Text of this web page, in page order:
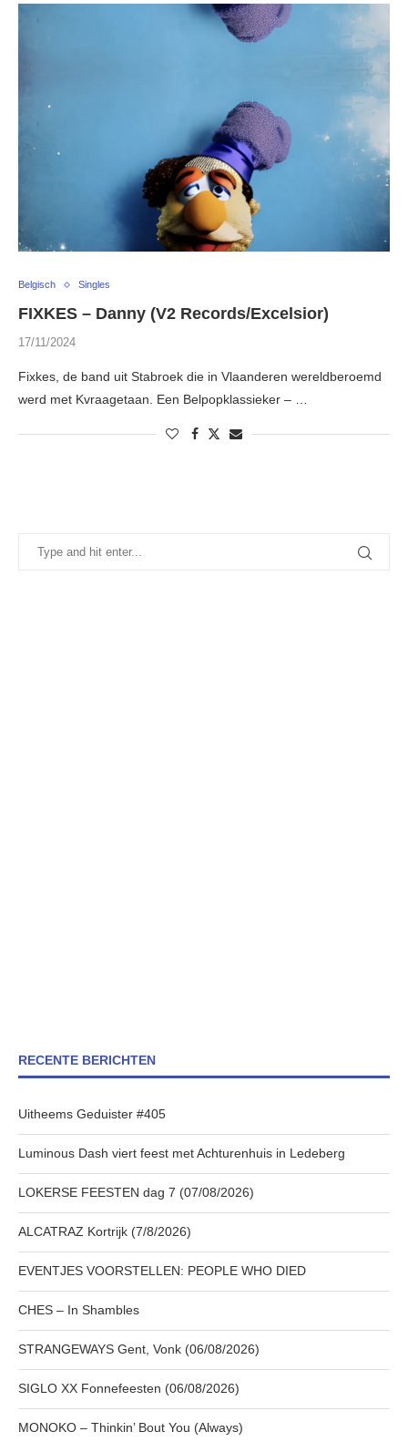
Belgisch Singles
FIXKES – Danny (V2 Records/Excelsior)
17/11/2024
Fixkes, de band uit Stabroek die in Vlaanderen wereldberoemd
werd met Kvraagetaan. Een Belpopklassieker – …
RECENTE BERICHTEN
Uitheems Geduister #405
Luminous Dash viert feest met Achturenhuis in Ledeberg
LOKERSE FEESTEN dag 7 (07/08/2026)
ALCATRAZ Kortrijk (7/8/2026)
EVENTJES VOORSTELLEN: PEOPLE WHO DIED
CHES – In Shambles
STRANGEWAYS Gent, Vonk (06/08/2026)
SIGLO XX Fonnefeesten (06/08/2026)
MONOKO – Thinkin’ Bout You (Always)